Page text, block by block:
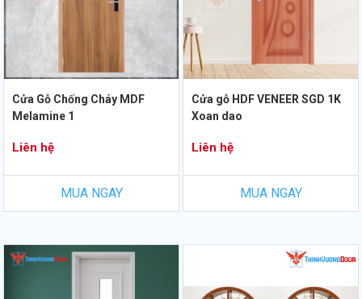
Cửa Gỗ Chống Cháy MDF
Melamine 1
Liên hệ
MUA NGAY
Cửa gỗ HDF VENEER SGD 1K
Xoan dao
Liên hệ
MUA NGAY